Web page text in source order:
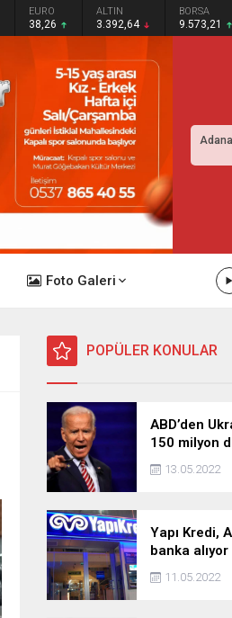
EURO
38,26
ALTIN
3.392,64
BORSA
9.573,21
Adana,
Foto Galeri
POPÜLER KONULAR
ABD’den
150 milyon
askeri yardım
13.05.2022
Yapı Kredi,
banka alıyor
11.05.2022